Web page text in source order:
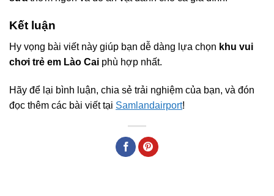
Kết luận
Hy vọng bài viết này giúp bạn dễ dàng lựa chọn khu vui
chơi trẻ em Lào Cai phù hợp nhất.
Hãy để lại bình luận, chia sẻ trải nghiệm của bạn, và đón
đọc thêm các bài viết tại Samlandairport!